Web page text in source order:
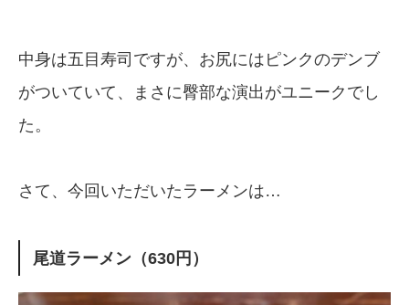
中身は五目寿司ですが、お尻にはピンクのデンブ
がついていて、まさに臀部な演出がユニークでし
た。
さて、今回いただいたラーメンは…
尾道ラーメン（630円）